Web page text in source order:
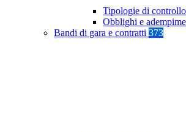
Tipologie di controllo
Obblighi e
Bandi di gara e contratti 373